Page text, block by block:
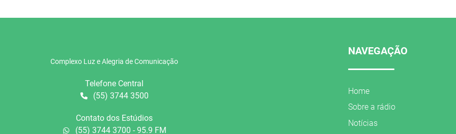
Complexo Luz e Alegria de Comunicação
Telefone Central
(55) 3744 3500
Contato dos Estúdios
(55) 3744 3700 - 95.9 FM
NAVEGAÇÃO
Home
Sobre a rádio
Notícias